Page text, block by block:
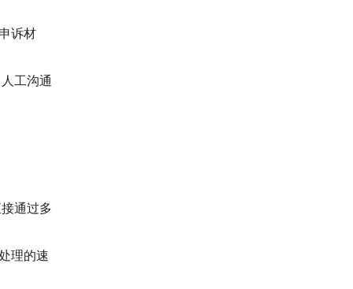
诉材
工沟通
通过多
理的速